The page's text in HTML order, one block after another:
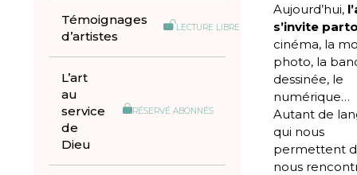
Témoignages
d’artistes
LECTURE LIBRE
L’art
au
service
de
Dieu
RÉSERVÉ ABONNÉS
Aujourd’hui,
s’invite
cinéma, la
photo, la
dessinée, le
numérique…
Autant de
qui nous
permettent
nous